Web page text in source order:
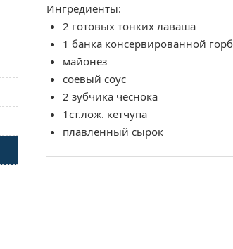
Ингредиенты:
2 готовых тонких лаваша
1 банка консервированной
майонез
соевый соус
2 зубчика чеснока
1ст.лож. кетчупа
плавленный сырок